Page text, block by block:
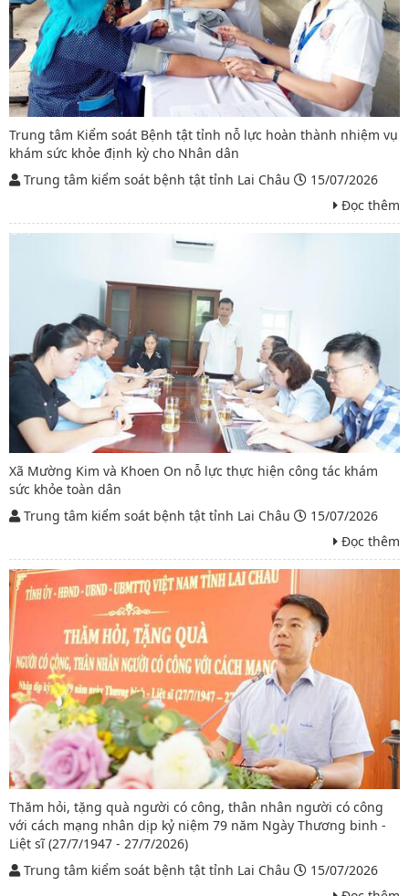
Trung tâm Kiểm soát Bệnh tật tỉnh nỗ lực hoàn thành nhiệm vụ
khám sức khỏe định kỳ cho Nhân dân
Trung tâm kiểm soát bệnh tật tỉnh Lai Châu
15/07/2026
Đọc thêm
Xã Mường Kim và Khoen On nỗ lực thực hiện công tác khám
sức khỏe toàn dân
Trung tâm kiểm soát bệnh tật tỉnh Lai Châu
15/07/2026
Đọc thêm
Thăm hỏi, tặng quà người có công, thân nhân người có công
với cách mạng nhân dịp kỷ niệm 79 năm Ngày Thương binh -
Liệt sĩ (27/7/1947 - 27/7/2026)
Trung tâm kiểm soát bệnh tật tỉnh Lai Châu
15/07/2026